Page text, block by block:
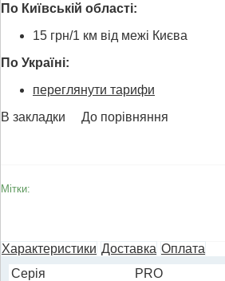
По Київській області:
15 грн/1 км від межі Києва
По Україні:
переглянути тарифи
В закладки
До порівняння
Мітки:
Характеристики Доставка Оплата
Cерія
PRO